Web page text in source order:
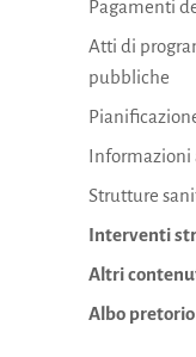
Pagamenti
Atti di
pubbliche
Strutture
Interventi
Altri
Albo pretorio